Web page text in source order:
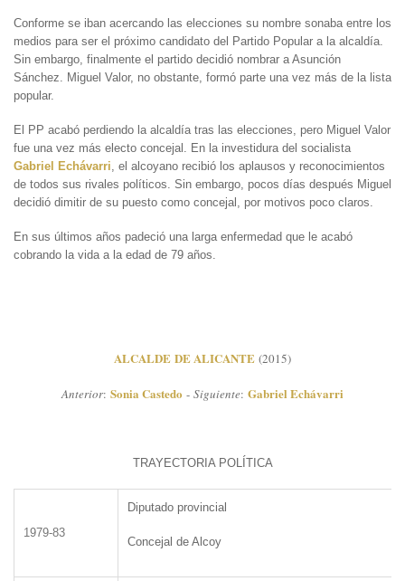
Conforme se iban acercando las elecciones su nombre sonaba entre los
medios para ser el próximo candidato del Partido Popular a la alcaldía.
Sin embargo, finalmente el partido decidió nombrar a Asunción
Sánchez. Miguel Valor, no obstante, formó parte una vez más de la lista
popular.
El PP acabó perdiendo la alcaldía tras las elecciones, pero Miguel Valor
fue una vez más electo concejal. En la investidura del socialista
Gabriel Echávarri , el alcoyano recibió los aplausos y reconocimientos
de todos sus rivales políticos. Sin embargo, pocos días después Miguel
decidió dimitir de su puesto como concejal, por motivos poco claros.
En sus últimos años padeció una larga enfermedad que le acabó
cobrando la vida a la edad de 79 años.
ALCALDE DE ALICANTE (2015)
Anterior: Sonia Castedo - Siguiente: Gabriel Echávarri
TRAYECTORIA POLÍTICA
1979-83
Diputado provincial
Concejal de Alcoy